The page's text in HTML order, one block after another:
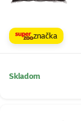
značka
Skladom